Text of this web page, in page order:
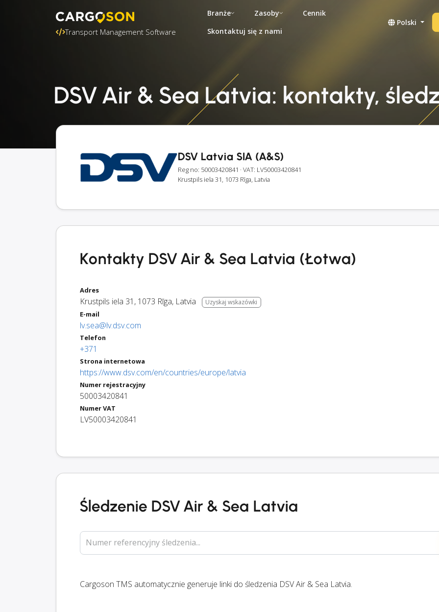
Transport Management Software
Branże Zasoby
Cennik
Skontaktuj się z nami
Polski
DSV Air & Sea Latvia: kontakty,
DSV Latvia SIA (A&S)
Reg no: 50003420841 · VAT: LV50003420841
Krustpils iela 31, 1073 Rīga, Latvia
Kontakty DSV Air & Sea Latvia (Łotwa)
Adres
Krustpils iela 31 , 1073 Rīga, Latvia Uzyskaj wskazówki
E-mail
lv.sea@lv.dsv.com
Telefon
+371
Strona internetowa
https://www.dsv.com/en/countries/europe/latvia
Numer rejestracyjny
50003420841
Numer VAT
LV50003420841
Śledzenie DSV Air & Sea Latvia
Numer referencyjny śledzenia...
Cargoson TMS automatycznie generuje linki do śledzenia DSV Air & Sea Latvia.